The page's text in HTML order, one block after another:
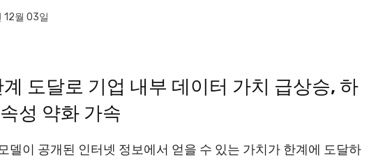
12월 03일
도달로 기업 내부 데이터 가치 급상승, 하
성 약화 가속
델이 공개된 인터넷 정보에서 얻을 수 있는 가치가 한계에 도달하